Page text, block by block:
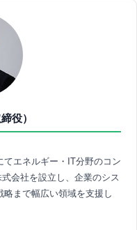
役）
エネルギー・IT分野のコン
会社を設立し、企業のシス
まで幅広い領域を支援し